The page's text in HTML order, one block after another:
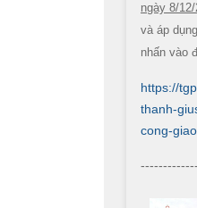
ngày 8/
và áp
nhấn vào
https://
thanh-
cong-